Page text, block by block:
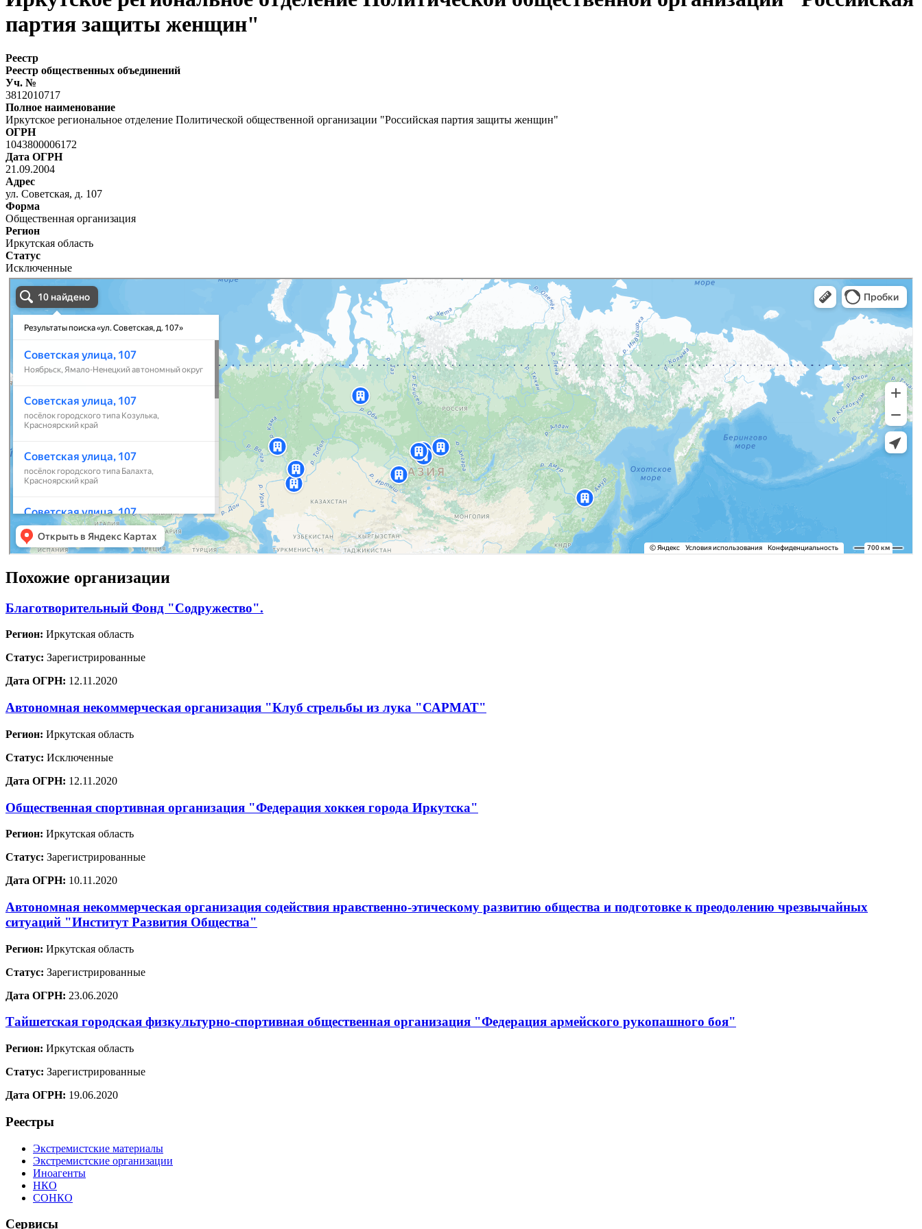
партия защиты женщин"
Реестр
Реестр общественных объединений
Уч. №
3812010717
Полное наименование
Иркутское региональное отделение Политической общественной организации "Российская партия защиты женщин"
ОГРН
1043800006172
Дата ОГРН
21.09.2004
Адрес
ул. Советская, д. 107
Форма
Общественная организация
Регион
Иркутская область
Статус
Исключенные
Похожие организации
Благотворительный Фонд "Содружество".
Регион: Иркутская область
Статус: Зарегистрированные
Дата ОГРН: 12.11.2020
Автономная некоммерческая организация "Клуб стрельбы из лука "САРМАТ"
Регион: Иркутская область
Статус: Исключенные
Дата ОГРН: 12.11.2020
Общественная спортивная организация "Федерация хоккея города Иркутска"
Регион: Иркутская область
Статус: Зарегистрированные
Дата ОГРН: 10.11.2020
Автономная некоммерческая организация содействия нравственно-этическому развитию общества и подготовке к преодолению чрезвычайных
ситуаций "Институт Развития Общества"
Регион: Иркутская область
Статус: Зарегистрированные
Дата ОГРН: 23.06.2020
Тайшетская городская физкультурно-спортивная общественная организация "Федерация армейского рукопашного боя"
Регион: Иркутская область
Статус: Зарегистрированные
Дата ОГРН: 19.06.2020
Реестры
Экстремистские материалы
Экстремистские организации
Иноагенты
НКО
СОНКО
Сервисы